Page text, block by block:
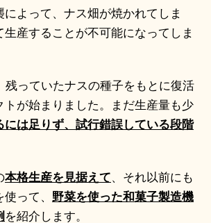
によって、ナス畑が焼かれてしま
生産することが不可能になってしま
残っていたナスの種子をもとに復活
トが始まりました。まだ生産量も少
には足りず、試行錯誤している段階
本格生産を見据えて、それ以前にも
って、 野菜を使った和菓子製造機
を紹介します。